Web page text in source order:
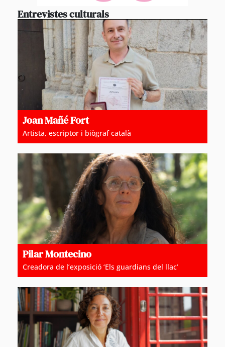
Entrevistes culturals
Joan Mañé Fort
Artista, escriptor i biògraf català
Pilar Montecino
Creadora de l’exposició ‘Els guardians del llac’